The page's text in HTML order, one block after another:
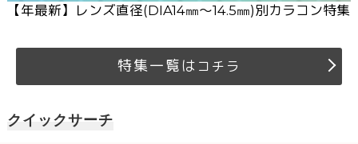
【 年最新】レンズ直径(DIA14㎜～14.5㎜)別カラコン特集
特集一覧は コチラ
クイックサーチ